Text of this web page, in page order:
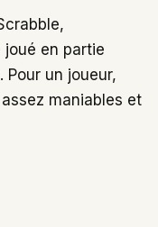
joué en partie
un joueur,
maniables et